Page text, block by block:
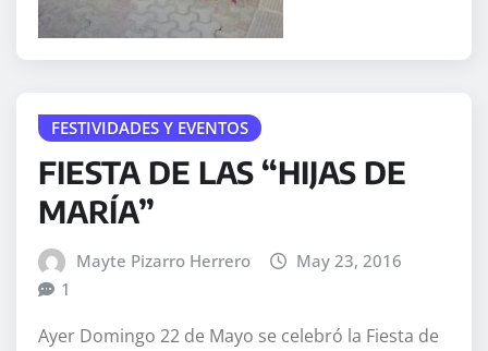
FESTIVIDADES Y EVENTOS
FIESTA DE LAS “HIJAS DE
MARÍA”
Mayte Pizarro Herrero
May 23, 2016
1
Ayer Domingo 22 de Mayo se celebró la Fiesta de